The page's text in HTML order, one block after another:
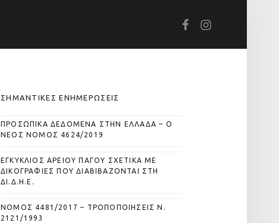
SIDEBAR
ΣΗΜΑΝΤΙΚΕΣ ΕΝΗΜΕΡΩΣΕΙΣ
ΠΡΟΣΩΠΙΚΑ ΔΕΔΟΜΕΝΑ ΣΤΗΝ ΕΛΛΑΔΑ – Ο
ΝΕΟΣ ΝΟΜΟΣ 4624/2019
ΕΓΚΥΚΛΙΟΣ ΑΡΕΙΟΥ ΠΑΓΟΥ ΣΧΕΤΙΚΑ ΜΕ
ΔΙΚΟΓΡΑΦΙΕΣ ΠΟΥ ΔΙΑΒΙΒΑΖΟΝΤΑΙ ΣΤΗ
ΔΙ.Δ.Η.Ε.
ΝΟΜΟΣ 4481/2017 – ΤΡΟΠΟΠΟΙΗΣΕΙΣ Ν.
2121/1993